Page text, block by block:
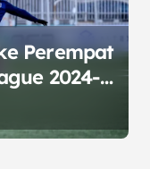
Perempat
2024-